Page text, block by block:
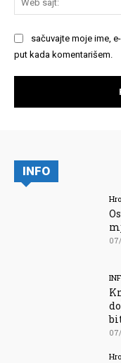
sačuvajte moje ime,
put kada komentarišem.
INFO